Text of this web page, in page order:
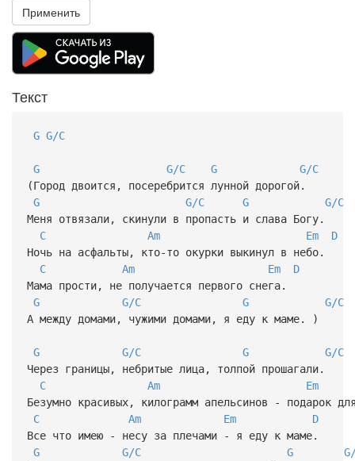
Применить
Текст
G G/C
G G/C G
G/C
(Город двоится, посеребрится лунной дорогой.
G
G/C G
G/C
Меня отвязали, скинули в пропасть и слава Богу.
C
Am Em
D
Ночь на асфальты, кто-то окурки выкинул в небо.
C
Am Em
D
Мама прости, не получается первого снега.
G
G/C G
G/C
А между домами, чужими домами, я еду к маме. )
G G/C G
G/C
Через границы, небритые лица, толпой прошагали.
C
Am
Em
Безумно красивых, килограмм апельсинов - подарок
C
Am Em
D
Все что имею - несу за плечами - я еду к маме.
G
G/C G